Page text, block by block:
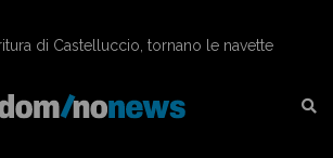
di Castelluccio, tornano le navette